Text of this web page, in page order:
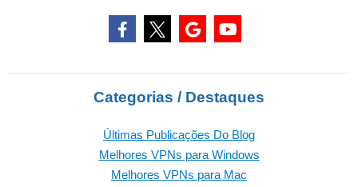
Categorias / Destaques
Últimas Publicações Do Blog
Melhores VPNs para Windows
Melhores VPNs para Mac